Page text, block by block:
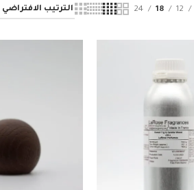
12
18
24